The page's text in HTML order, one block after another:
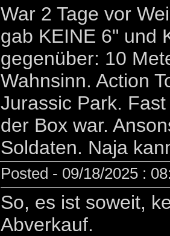
War 2 Tage vor
gab KEINE 6" und
gegenüber: 10
Wahnsinn. Action
Jurassic Park.
der Box war.
Soldaten. Naja
Posted - 09/18/2025 :
So, es ist soweit,
Abverkauf.